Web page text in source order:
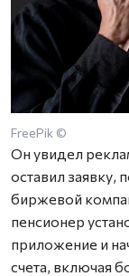
FreePik ©
Он увидел
оставил заявку,
биржевой
пенсионер
приложение и
счета, включая